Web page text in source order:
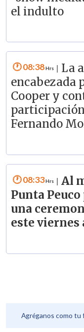
el indulto
08:38
La
encabezada
Cooper y
participación
Fernando
08:33
Al
Punta
una
este
Agréganos como tu